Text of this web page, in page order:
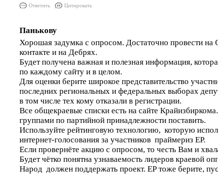
Ответить Цитировать
Панькову
Хорошая задумка с опросом. Достаточно провести на
контакте и на Дебрях.
Будет получена важная и полезная информация,
по каждому сайту и в целом.
Для оценки берите широкое представительство
последних региональных и федеральных выборах
в том числе тех кому отказали в регистрации.
Все общекраевые списки есть на сайте
группами по партийной принадлежности поставить.
Используйте рейтинговую технологию, которую
интернет-голосования за участников праймериз ЕР.
Если провернёте акцию с опросом, то честь Вам и
Будет чётко понятна узнаваемость лидеров краевой
Народ должен поддержать проект. ЕР тоже берите,